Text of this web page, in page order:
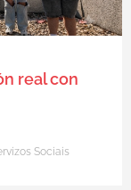
real con
Sociais